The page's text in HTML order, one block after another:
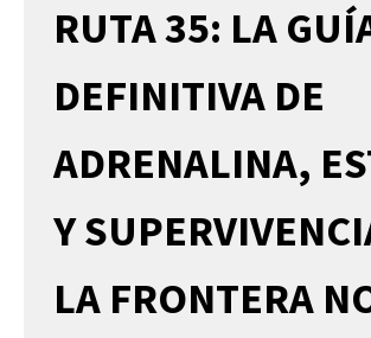
RUTA 35: LA
DEFINITIVA DE
ADRENALINA,
Y
LA FRONTERA